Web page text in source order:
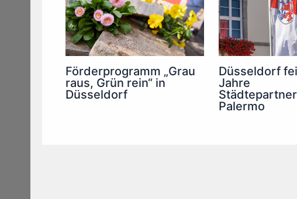
Förderprogramm „Grau
raus, Grün rein“ in
Düsseldorf
Düsseldorf
Jahre
Palermo